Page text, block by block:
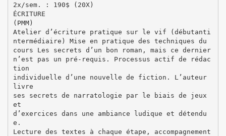
2x/sem. : 190$ (20X)
ÉCRITURE
(PMM)
Atelier d’écriture pratique sur le vif (débutanti
ntermédiaire) Mise en pratique des techniques du
cours Les secrets d’un bon roman, mais ce dernier
n’est pas un pré-requis. Processus actif de rédac
tion
individuelle d’une nouvelle de fiction. L’auteur
livre
ses secrets de narratologie par le biais de jeux
et
d’exercices dans une ambiance ludique et détendu
e.
Lecture des textes à chaque étape, accompagnement